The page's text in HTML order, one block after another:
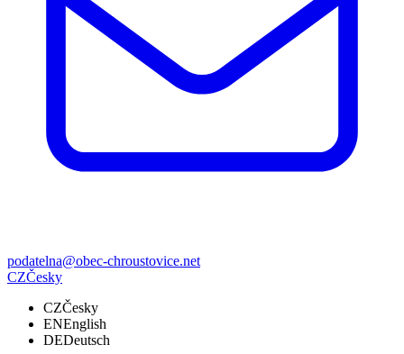
podatelna@obec-chroustovice.net
CZČesky
CZČesky
ENEnglish
DEDeutsch